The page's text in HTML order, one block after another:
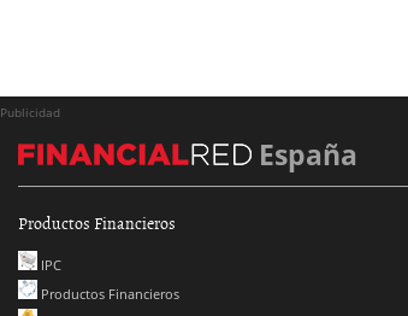
Publicidad
España
Productos Financieros
IPC
Productos Financieros